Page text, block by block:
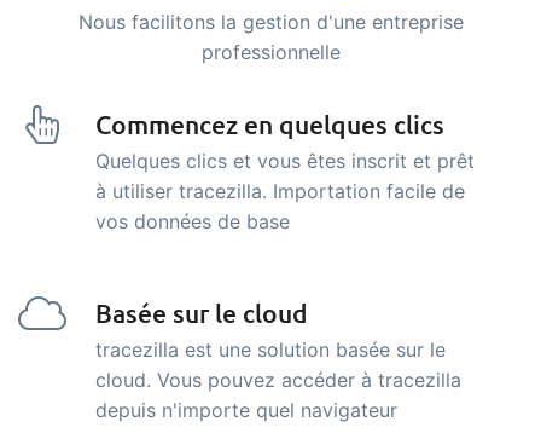
Nous facilitons la gestion d'une entreprise
professionnelle
Commencez en quelques clics
Quelques clics et vous êtes inscrit et prêt
à utiliser tracezilla. Importation facile de
vos données de base
Basée sur le cloud
tracezilla est une solution basée sur le
cloud. Vous pouvez accéder à tracezilla
depuis n'importe quel navigateur